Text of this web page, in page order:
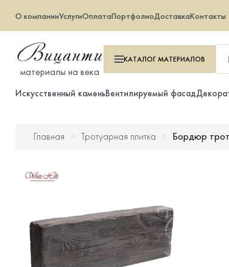
О компанииУслугиОплатаПортфолиоДоставкаКонтакты
материалы на века
КАТАЛОГМАТЕРИАЛОВ
Искусственный каменьВентилируемый фасад
Вентилируемый фасад
Декоративные элементы
Тротуарная плитка
Главная Тротуарная плитка Бордюр